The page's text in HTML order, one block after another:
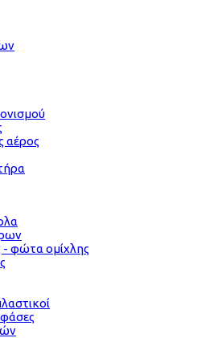
αέρος
φώτα ομίχλης